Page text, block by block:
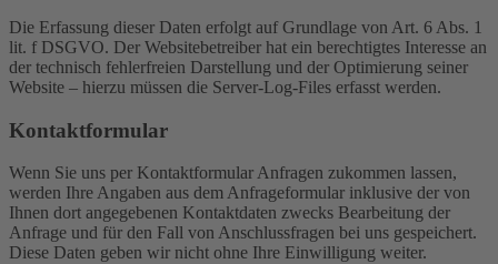
Die Erfassung dieser Daten erfolgt auf Grundlage von Art. 6 Abs. 1
lit. f DSGVO. Der Websitebetreiber hat ein berechtigtes Interesse an
der technisch fehlerfreien Darstellung und der Optimierung seiner
Website – hierzu müssen die Server-Log-Files erfasst werden.
Kontaktformular
Wenn Sie uns per Kontaktformular Anfragen zukommen lassen,
werden Ihre Angaben aus dem Anfrageformular inklusive der von
Ihnen dort angegebenen Kontaktdaten zwecks Bearbeitung der
Anfrage und für den Fall von Anschlussfragen bei uns gespeichert.
Diese Daten geben wir nicht ohne Ihre Einwilligung weiter.